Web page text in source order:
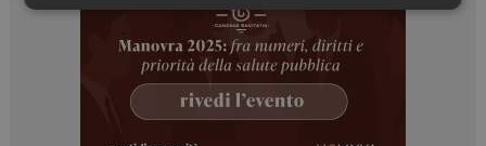
Necessari Marketing